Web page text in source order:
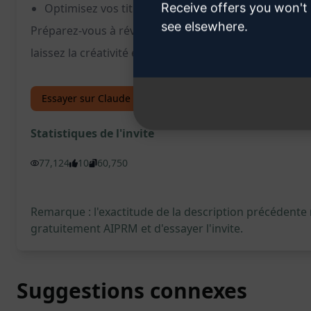
Optimisez vos titres pour un impact maximal sur
Préparez-vous à révolutionner vos titres YouTube
laissez la créativité et l'efficacité des titres faire le
Essayer sur Claude
Statistiques de l'invite
77,124 10 60,750
Remarque : l'exactitude de la description
gratuitement AIPRM et d'essayer l'invite.
Suggestions connexes
Receive offers you won't
see elsewhere.